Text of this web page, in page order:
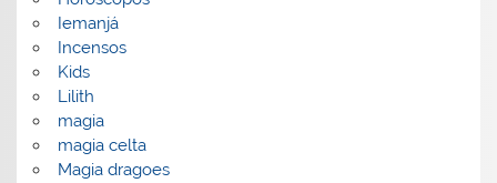
Iemanjá
Incensos
Kids
Lilith
magia
magia celta
Magia dragoes